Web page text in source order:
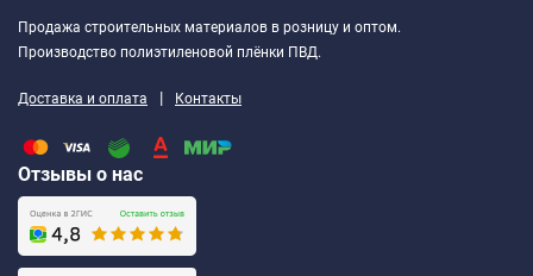
Продажа строительных материалов в розницу и оптом.
Производство полиэтиленовой плёнки ПВД.
Доставка и оплата | Контакты
Отзывы о нас